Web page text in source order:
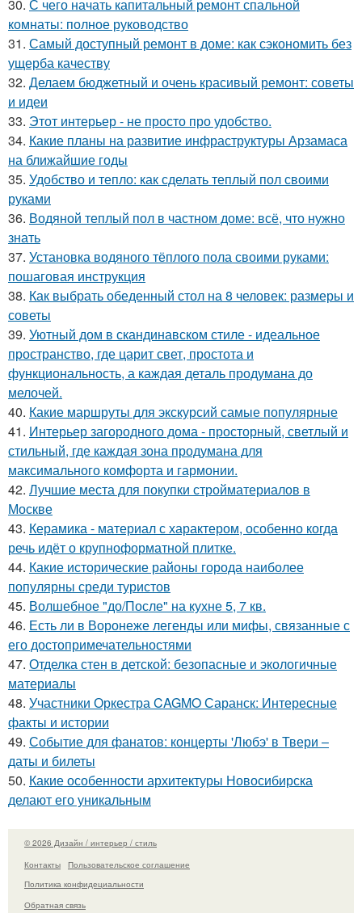
30. С чего начать капитальный ремонт спальной
комнаты: полное руководство
31. Самый доступный ремонт в доме: как сэкономить без
ущерба качеству
32. Делаем бюджетный и очень красивый ремонт: советы
и идеи
33. Этот интерьер - не просто про удобство.
34. Какие планы на развитие инфраструктуры Арзамаса
на ближайшие годы
35. Удобство и тепло: как сделать теплый пол своими
руками
36. Водяной теплый пол в частном доме: всё, что нужно
знать
37. Установка водяного тёплого пола своими руками:
пошаговая инструкция
38. Как выбрать обеденный стол на 8 человек: размеры и
советы
39. Уютный дом в скандинавском стиле - идеальное
пространство, где царит свет, простота и
функциональность, а каждая деталь продумана до
мелочей.
40. Какие маршруты для экскурсий самые популярные
41. Интерьер загородного дома - просторный, светлый и
стильный, где каждая зона продумана для
максимального комфорта и гармонии.
42. Лучшие места для покупки стройматериалов в
Москве
43. Керамика - материал с характером, особенно когда
речь идёт о крупноформатной плитке.
44. Какие исторические районы города наиболее
популярны среди туристов
45. Волшебное "до/После" на кухне 5, 7 кв.
46. Есть ли в Воронеже легенды или мифы, связанные с
его достопримечательностями
47. Отделка стен в детской: безопасные и экологичные
материалы
48. Участники Оркестра CAGMO Саранск: Интересные
факты и истории
49. Событие для фанатов: концерты 'Любэ' в Твери –
даты и билеты
50. Какие особенности архитектуры Новосибирска
делают его уникальным
© 2026 Дизайн / интерьер / стиль
Контакты
Пользовательское соглашение
Политика конфидециальности
Обратная связь